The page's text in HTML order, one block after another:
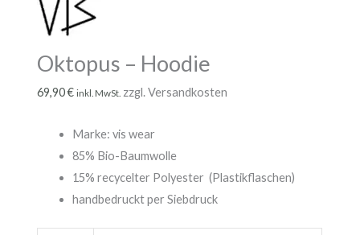
Oktopus – Hoodie
69,90€ inkl. MwSt. zzgl. Versandkosten
Marke: vis wear
85% Bio-Baumwolle
15% recycelter Polyester (Plastikflaschen)
handbedruckt per Siebdruck